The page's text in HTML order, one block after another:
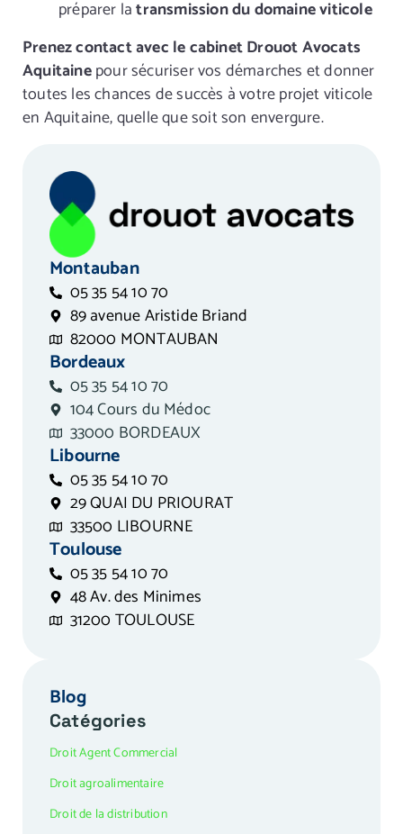
Montauban
05 35 54 10 70
89 avenue Aristide Briand
82000 MONTAUBAN
Bordeaux
05 35 54 10 70
104 Cours du Médoc
33000 BORDEAUX
Libourne
05 35 54 10 70
29 QUAI DU PRIOURAT
33500 LIBOURNE
Toulouse
05 35 54 10 70
48 Av. des Minimes
31200 TOULOUSE
Blog
Catégories
Droit Agent Commercial
Droit agroalimentaire
Droit de la distribution
préparer latransmission du domaine viticole
Prenez contact avec le cabinet Drouot Avocats
Aquitainepour sécuriser vos démarches et donner
toutes les chances de succès à votre projet viticole
en Aquitaine, quelle que soit son envergure.